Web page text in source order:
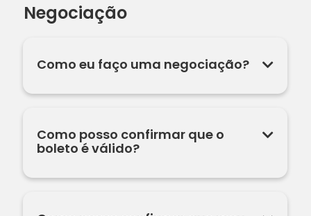
Negociação
Como eu faço uma negociação?
Como posso confirmar que o
boleto é válido?